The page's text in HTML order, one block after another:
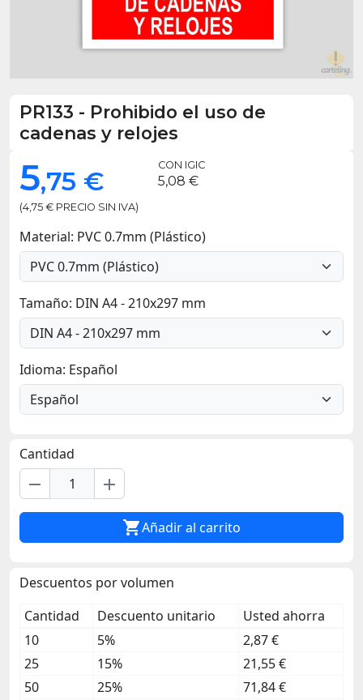
PR133 - Prohibido el uso de
cadenas y relojes
5,75 €
(4,75 € PRECIO SIN IVA)
CON IGIC
5,08 €
Material: PVC 0.7mm (Plástico)
Tamaño: DIN A4 - 210x297 mm
Idioma: Español
Cantidad
remove add
Añadir al carrito
Descuentos por volumen
Cantidad
Descuento unitario
Usted ahorra
10
5%
2,87 €
25
15%
21,55 €
50
25%
71,84 €